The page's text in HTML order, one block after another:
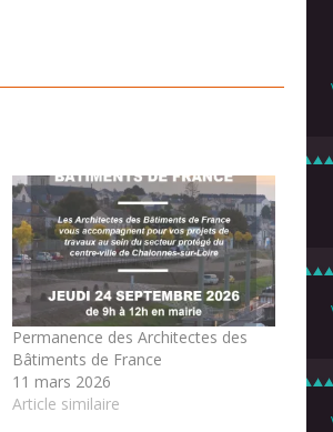
Permanence des Architectes des
Bâtiments de France
11 mars 2026
Article similaire